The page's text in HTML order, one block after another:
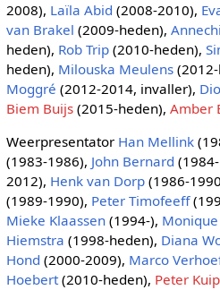
2008), Laïla Abid (2008-2010),
van Brakel (2009-heden),
heden), Rob Trip(2010-heden),
heden), Milouska Meulens(2012-
Moggré (2012-2014, invaller),
Biem Buijs(2015-heden), Amber
Weerpresentator Han Mellink
(1983-1986), John Bernard
2012), Henk van Dorp(1986-
(1989-1990), Peter Timofeeff
Mieke Klaassen(1994-),
Hiemstra (1998-heden), Diana
Hond (2000-2009), Marco
Hoebert(2010-heden), Peter